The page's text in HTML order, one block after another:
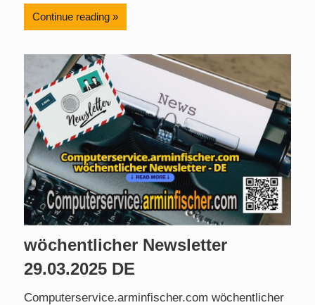
Continue reading
wöchentlicher Newsletter
29.03.2025 DE
Computerservice.arminfischer.com wöchentlicher